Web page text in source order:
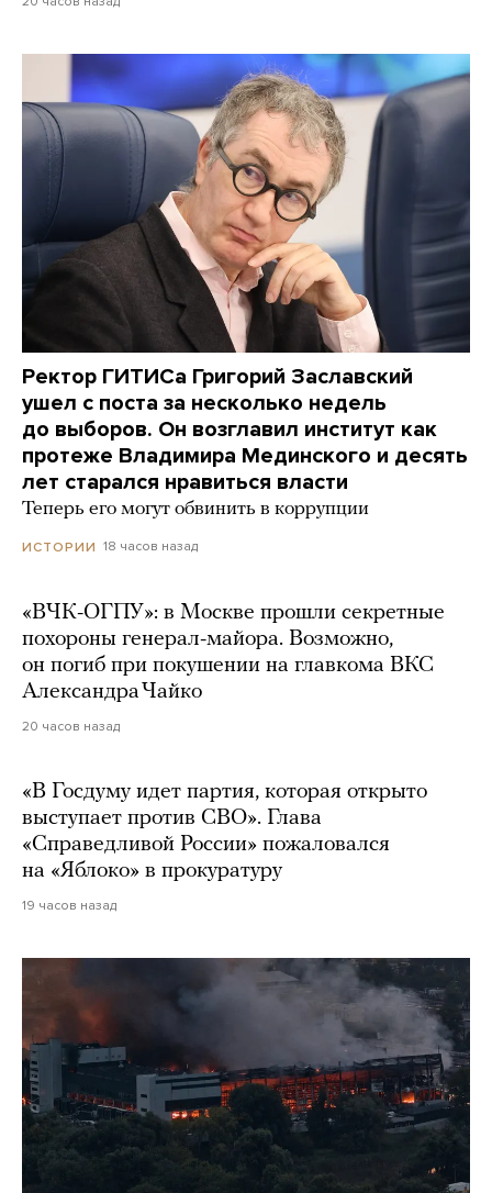
Ректор ГИТИСа Григорий Заславский
ушел с поста за несколько недель
до выборов. Он возглавил институт как
протеже Владимира Мединского и десять
лет старался нравиться власти
Теперь его могут обвинить в коррупции
ИСТОРИИ 18 часов назад
«ВЧК-ОГПУ»: в Москве прошли секретные
похороны генерал-майора. Возможно,
он погиб при покушении на главкома ВКС
Александра Чайко
20 часов назад
«В Госдуму идет партия, которая открыто
выступает против СВО». Глава
«Справедливой России» пожаловался
на «Яблоко» в прокуратуру
19 часов назад